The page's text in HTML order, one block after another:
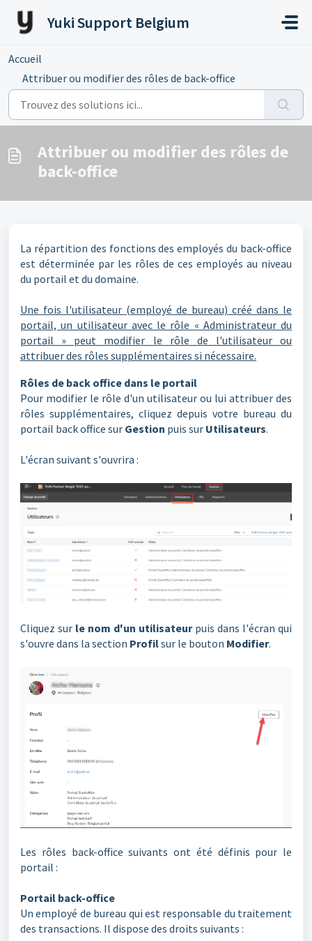
Yuki Support Belgium
Accueil
Attribuer ou modifier des rôles de back-office
Attribuer ou modifier des rôles de
back-office
La répartition des fonctions des employés du back-office
est déterminée par les rôles de ces employés au niveau
du portail et du domaine.
Une fois l'utilisateur (employé de bureau) créé dans le
portail, un utilisateur avec le rôle « Administrateur du
portail » peut modifier le rôle de l'utilisateur ou
attribuer des rôles supplémentaires si nécessaire.
Rôles de back office dans le portail
Pour modifier le rôle d'un utilisateur ou lui attribuer des
rôles supplémentaires, cliquez depuis votre bureau du
portail back office sur Gestion puis sur Utilisateurs.
L'écran suivant s'ouvrira :
Cliquez sur le nom d'un utilisateurpuis dans l'écran qui
s'ouvre dans la section Profilsur le bouton Modifier.
Les rôles back-office suivants ont été définis pour le
portail :
Portail back-office
Un employé de bureau qui est responsable du traitement
des transactions. Il dispose des droits suivants :